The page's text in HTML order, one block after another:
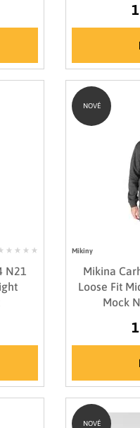
N21
Mikiny
Mikina
Loose Fit
Mock
NOVÉ
NOVÉ